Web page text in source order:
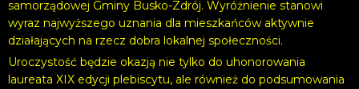
samorządowej Gminy Busko-Zdrój. Wyróżnienie stanowi
wyraz najwyższego uznania dla mieszkańców aktywnie
działających na rzecz dobra lokalnej społeczności.
Uroczystość będzie okazją nie tylko do uhonorowania
laureata XIX edycji plebiscytu, ale również do podsumowania